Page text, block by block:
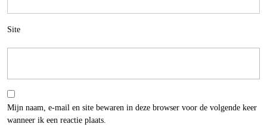
Site
Mijn naam, e-mail en site bewaren in deze browser voor de volgende keer
wanneer ik een reactie plaats.